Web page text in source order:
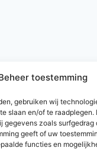
toestemming
gebruiken wij
slaan en/of te raadplegen.
zoals surfgedrag
geeft of uw
functies en